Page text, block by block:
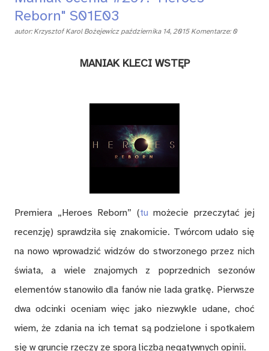
Reborn" S01E03
autor:Krzysztof Karol Bożejewicz października 14, 2015 Komentarze: 0
MANIAK KLECI WSTĘP
Premiera „Heroes Reborn” (tu możecie przeczytać jej
recenzję) sprawdziła się znakomicie. Twórcom udało się
na nowo wprowadzić widzów do stworzonego przez nich
świata, a wiele znajomych z poprzednich sezonów
elementów stanowiło dla fanów nie lada gratkę. Pierwsze
dwa odcinki oceniam więc jako niezwykle udane, choć
wiem, że zdania na ich temat są podzielone i spotkałem
się w gruncie rzeczy ze sporą liczbą negatywnych opinii.